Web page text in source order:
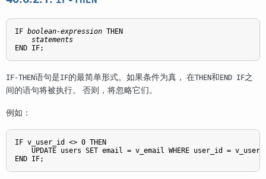
IF boolean-expression THEN
statements
END IF;
IF-THEN语句是IF的最简单形式。如果条件为真， 在THEN和END IF之
间的语句将被执行。 否则，将忽略它们。
例如：
IF v_user_id <> 0 THEN
UPDATE users SET email = v_email WHERE user_id =
END IF;